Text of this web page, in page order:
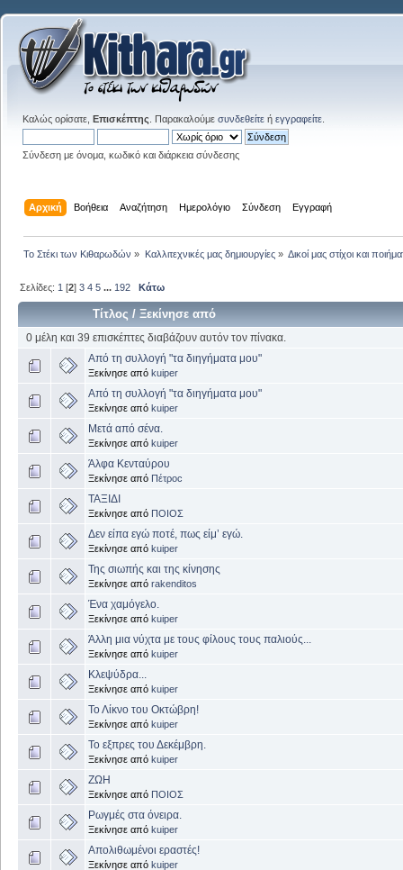
Καλώς ορίσατε, Επισκέπτης . Παρακαλούμε συνδεθείτε ή εγγραφείτε
Σύνδεση με όνομα, κωδικό και διάρκεια σύνδεσης
Αρχική Βοήθεια Αναζήτηση Ημερολόγιο Σύνδεση Εγγραφή
Το Στέκι των Κιθαρωδών » Καλλιτεχνικές μας δημιουργίες» Δικοί μας στίχοι και
Σελίδες: 1 [2]3 4 5 ... 192 Κάτω
Τίτλος /Ξεκίνησε από
0 μέλη και 39 επισκέπτες διαβάζουν αυτόν τον πίνακα.
Από τη συλλογή "τα διηγήματα μου"
Ξεκίνησε από kuiper
Από τη συλλογή "τα διηγήματα μου"
Ξεκίνησε από kuiper
Μετά από σένα.
Ξεκίνησε από kuiper
Άλφα Κενταύρου
Ξεκίνησε από Πέτροc
ΤΑΞΙΔΙ
Ξεκίνησε από ΠΟΙΟΣ
Δεν είπα εγώ ποτέ, πως είμ’ εγώ.
Ξεκίνησε από kuiper
Της σιωπής και της κίνησης
Ξεκίνησε από rakenditos
Ένα χαμόγελο.
Ξεκίνησε από kuiper
Άλλη μια νύχτα με τους φίλους τους παλιούς...
Ξεκίνησε από kuiper
Κλεψύδρα...
Ξεκίνησε από kuiper
Το Λίκνο του Οκτώβρη!
Ξεκίνησε από kuiper
Το εξπρες του Δεκέμβρη.
Ξεκίνησε από kuiper
ΖΩΗ
Ξεκίνησε από ΠΟΙΟΣ
Ρωγμές στα όνειρα.
Ξεκίνησε από kuiper
Απολιθωμένοι εραστές!
Ξεκίνησε από kuiper